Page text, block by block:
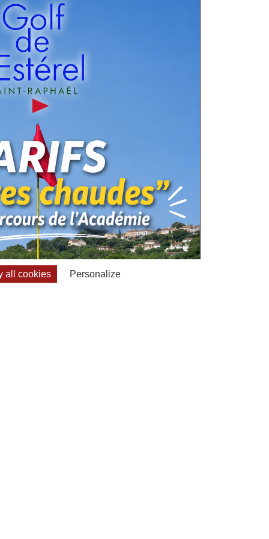
all cookies Personalize